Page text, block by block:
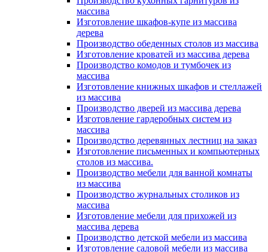
массива
Изготовление шкафов-купе из массива
дерева
Производство обеденных столов из массива
Изготовление кроватей из массива дерева
Производство комодов и тумбочек из
массива
Изготовление книжных шкафов и стеллажей
из массива
Производство дверей из массива дерева
Изготовление гардеробных систем из
массива
Производство деревянных лестниц на заказ
Изготовление письменных и компьютерных
столов из массива.
Производство мебели для ванной комнаты
из массива
Производство журнальных столиков из
массива
Изготовление мебели для прихожей из
массива дерева
Производство детской мебели из массива
Изготовление садовой мебели из массива